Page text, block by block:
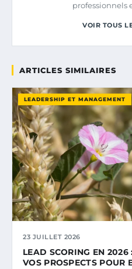
professionnels
VOIR TOUS
ARTICLES SIMILAIRES
LEADERSHIP ET MANAGEMENT
23 JUILLET 2026
LEAD SCORING EN
VOS PROSPECTS POUR